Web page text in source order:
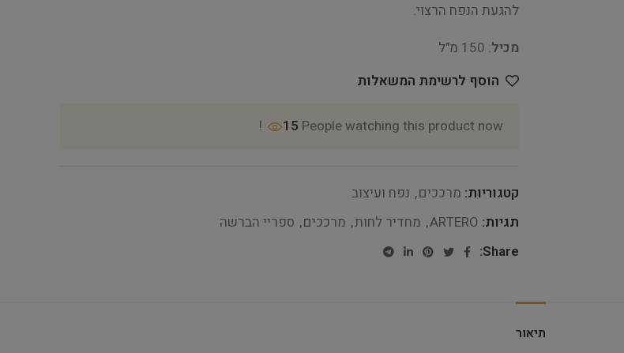
להגעת הנפח הרצוי.
מכיל: 150 מ"ל
הוסף לרשימת המשאלות
15 People watching this product now!
קטגוריות: מרככים, נפח ועיצוב
תגיות: ARTERO
, מחדיר לחות, מרככים, ספריי הברשה
Share:
תיאור